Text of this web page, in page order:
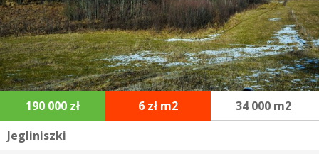
190 000 zł 6 zł m2
34 000 m2
Jegliniszki